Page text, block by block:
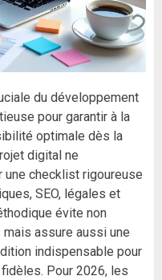
du développement
pour garantir à la
optimale dès la
digital ne
une checklist rigoureuse
SEO, légales et
évite non
assure aussi une
indispensable pour
Pour 2026, les